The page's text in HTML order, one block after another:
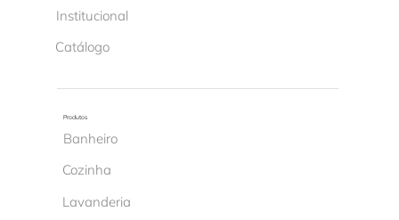
Institucional
Catálogo
Produtos
Banheiro
Cozinha
Lavanderia